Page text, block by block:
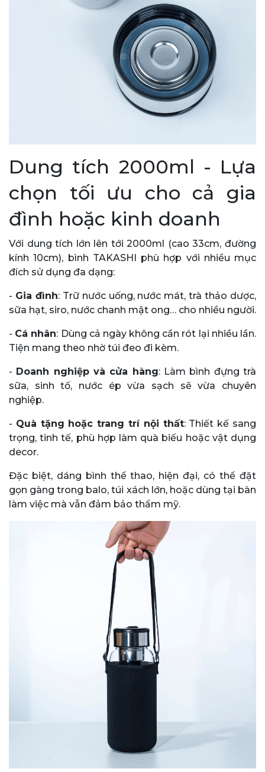
Dung tích 2000ml - Lựa
chọn tối ưu cho cả gia
đình hoặc kinh doanh
Với dung tích lớn lên tới 2000ml (cao 33cm, đường
kính 10cm), bình TAKASHI phù hợp với nhiều mục
đích sử dụng đa dạng:
- Gia đình: Trữ nước uống, nước mát, trà thảo dược,
sữa hạt, siro, nước chanh mật ong… cho nhiều người.
- Cá nhân: Dùng cả ngày không cần rót lại nhiều lần.
Tiện mang theo nhờ túi đeo đi kèm.
- Doanh nghiệp và cửa hàng: Làm bình đựng trà
sữa, sinh tố, nước ép vừa sạch sẽ vừa chuyên
nghiệp.
- Quà tặng hoặc trang trí nội thất: Thiết kế sang
trọng, tinh tế, phù hợp làm quà biếu hoặc vật dụng
decor.
Đặc biệt, dáng bình thể thao, hiện đại, có thể đặt
gọn gàng trong balo, túi xách lớn, hoặc dùng tại bàn
làm việc mà vẫn đảm bảo thẩm mỹ.